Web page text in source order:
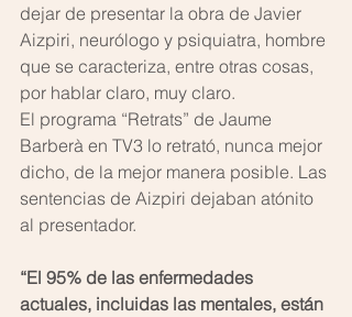
dejar de presentar la obra de Javier
Aizpiri, neurólogo y psiquiatra, hombre
que se caracteriza, entre otras cosas,
por hablar claro, muy claro.
El programa “Retrats” de Jaume
Barberà en TV3 lo retrató, nunca mejor
dicho, de la mejor manera posible. Las
sentencias de Aizpiri dejaban atónito
al presentador.
“El 95% de las enfermedades
actuales, incluidas las mentales, están